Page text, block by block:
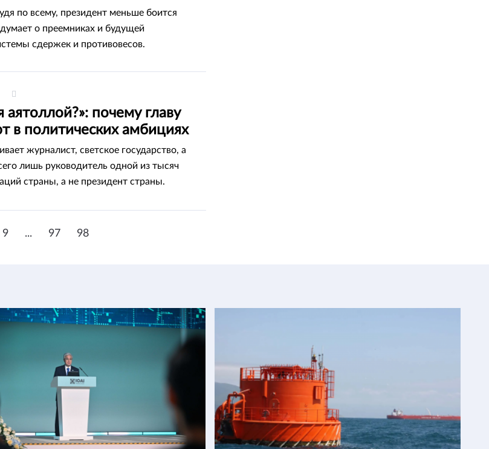
по всему, президент меньше боится
о преемниках и будущей
сдержек и противовесов.
аятоллой?»: почему главу
политических амбициях
журналист, светское государство, а
лишь руководитель одной из тысяч
страны, а не президент страны.
9 ... 97 98